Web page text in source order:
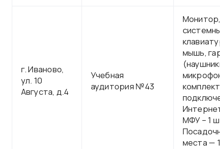
г. Иваново,
ул. 10
Августа, д.4
Учебная
аудитория №43
мышь,
МФУ – 1
места —